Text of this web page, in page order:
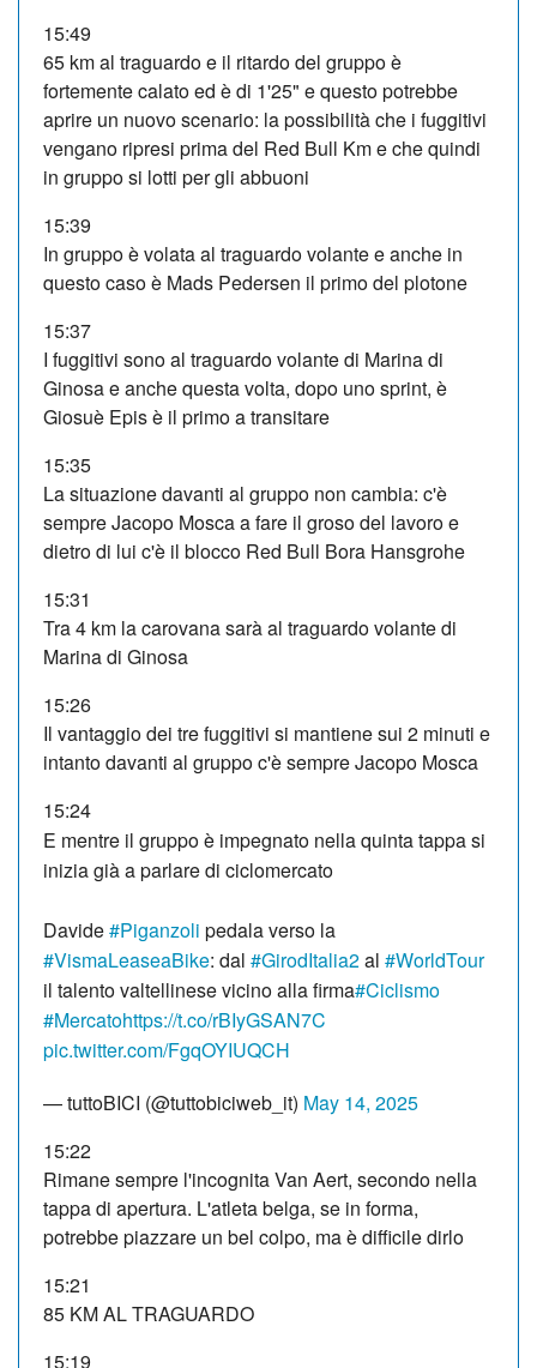
15:49
65 km al traguardo e il ritardo del gruppo è
fortemente calato ed è di 1'25" e questo potrebbe
aprire un nuovo scenario: la possibilità che i fuggitivi
vengano ripresi prima del Red Bull Km e che quindi
in gruppo si lotti per gli abbuoni
15:39
In gruppo è volata al traguardo volante e anche in
questo caso è Mads Pedersen il primo del plotone
15:37
I fuggitivi sono al traguardo volante di Marina di
Ginosa e anche questa volta, dopo uno sprint, è
Giosuè Epis è il primo a transitare
15:35
La situazione davanti al gruppo non cambia: c'è
sempre Jacopo Mosca a fare il groso del lavoro e
dietro di lui c'è il blocco Red Bull Bora Hansgrohe
15:31
Tra 4 km la carovana sarà al traguardo volante di
Marina di Ginosa
15:26
Il vantaggio dei tre fuggitivi si mantiene sui 2 minuti e
intanto davanti al gruppo c'è sempre Jacopo Mosca
15:24
E mentre il gruppo è impegnato nella quinta tappa si
inizia già a parlare di ciclomercato
Davide#Piganzoli pedala verso la
#VismaLeaseaBike: dal #GirodItalia2al #WorldTour
il talento valtellinese vicino alla firma#Ciclismo
#Mercatohttps://t.co/rBIyGSAN7C
pic.twitter.com/FgqOYIUQCH
— tuttoBICI (@tuttobiciweb_it) May 14, 2025
15:22
Rimane sempre l'incognita Van Aert, secondo nella
tappa di apertura. L'atleta belga, se in forma,
potrebbe piazzare un bel colpo, ma è difficile dirlo
15:21
85 KM AL TRAGUARDO
15:19